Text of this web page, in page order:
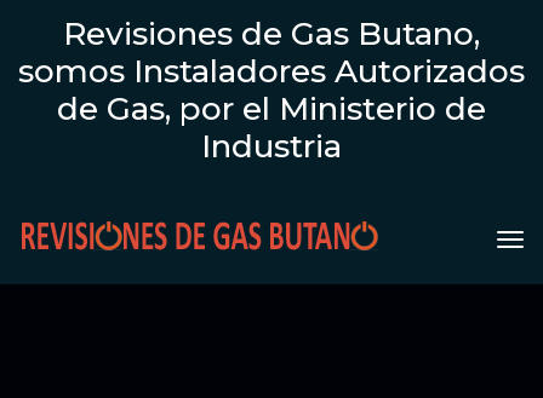
Revisiones de Gas Butano,
somos Instaladores Autorizados
de Gas, por el Ministerio de
Industria